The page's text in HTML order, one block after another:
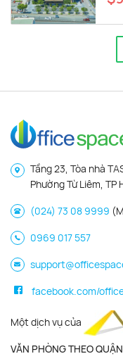
Tầng 23, Tòa nhà
Phường Từ Liêm, TP
(024) 73 08 9999
0969 017 557
facebook.com/
Một dịch vụ của
VĂN PHÒNG THEO QUẬN